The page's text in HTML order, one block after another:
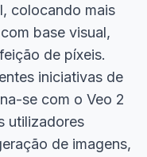
colocando mais
base visual,
de píxeis.
iniciativas de
se com o Veo 2
utilizadores
de imagens,